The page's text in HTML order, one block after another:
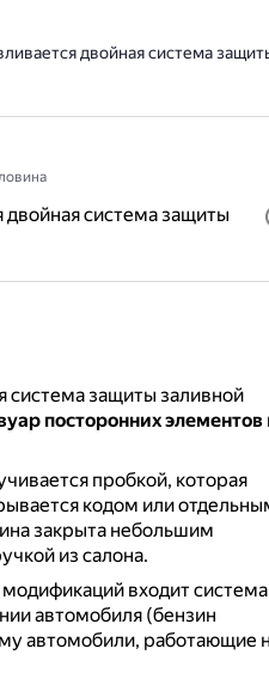
двойная система
система защиты
система защиты заливной
посторонних элементов
пробкой, которая
кодом или
закрыта небольшим
из салона.
входит
автомобиля (бензин
автомобили, работающие